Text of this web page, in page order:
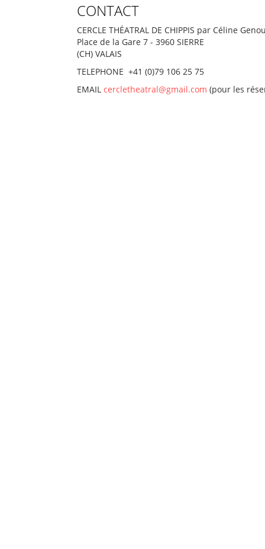
CONTACT
CERCLE THÉATRAL DE CHIPPIS par Céline
Place de la Gare 7 - 3960 SIERRE
(CH) VALAIS
TELEPHONE +41 (0)79 106 25 75
EMAIL cercletheatral@gmail.com (pour les